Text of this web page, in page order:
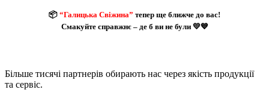
📦 “Галицька Свіжина” тепер ще ближче до вас!
Смакуйте справжнє – де б ви не були 💛💙
Більше тисячі партнерів обирають нас через якість продукції
та сервіс.